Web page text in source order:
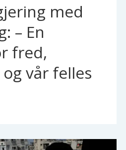
med
– En
fred,
vår felles